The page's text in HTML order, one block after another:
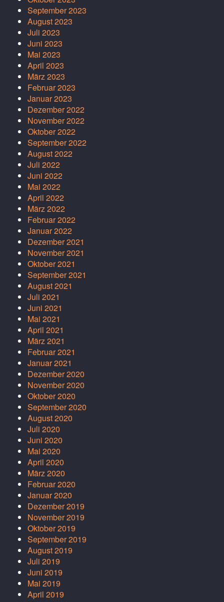
September 2023
August 2023
Juli 2023
Juni 2023
Mai 2023
April 2023
März 2023
Februar 2023
Januar 2023
Dezember 2022
November 2022
Oktober 2022
September 2022
August 2022
Juli 2022
Juni 2022
Mai 2022
April 2022
März 2022
Februar 2022
Januar 2022
Dezember 2021
November 2021
Oktober 2021
September 2021
August 2021
Juli 2021
Juni 2021
Mai 2021
April 2021
März 2021
Februar 2021
Januar 2021
Dezember 2020
November 2020
Oktober 2020
September 2020
August 2020
Juli 2020
Juni 2020
Mai 2020
April 2020
März 2020
Februar 2020
Januar 2020
Dezember 2019
November 2019
Oktober 2019
September 2019
August 2019
Juli 2019
Juni 2019
Mai 2019
April 2019